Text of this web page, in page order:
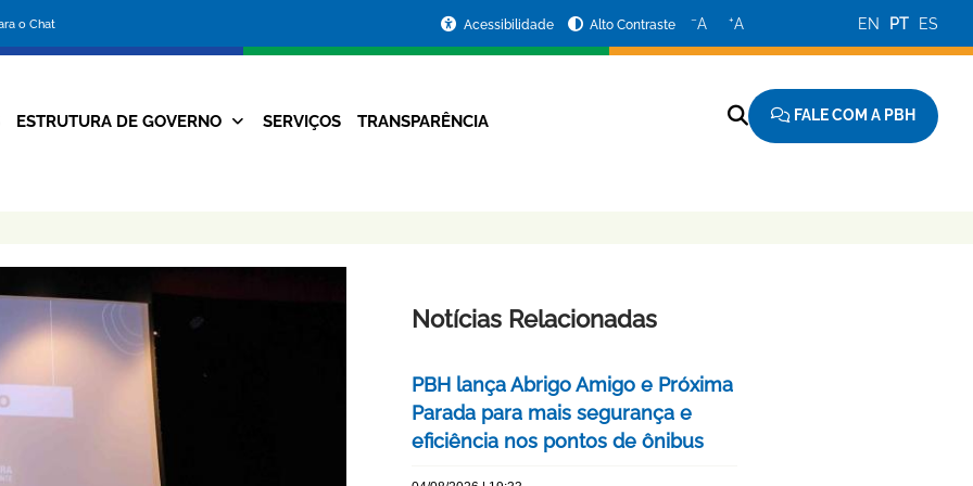
o Chat
da
Prefeitura
Acessibilidade Alto Contraste −A +A EN PT ES
Navegação
ESTRUTURA DE GOVERNO SERVIÇOS TRANSPARÊNCIA FALE COM A PBH
Notícias Relacionadas
PBH lança Abrigo Amigo e Próxima
Parada para mais segurança e
eficiência nos pontos de ônibus